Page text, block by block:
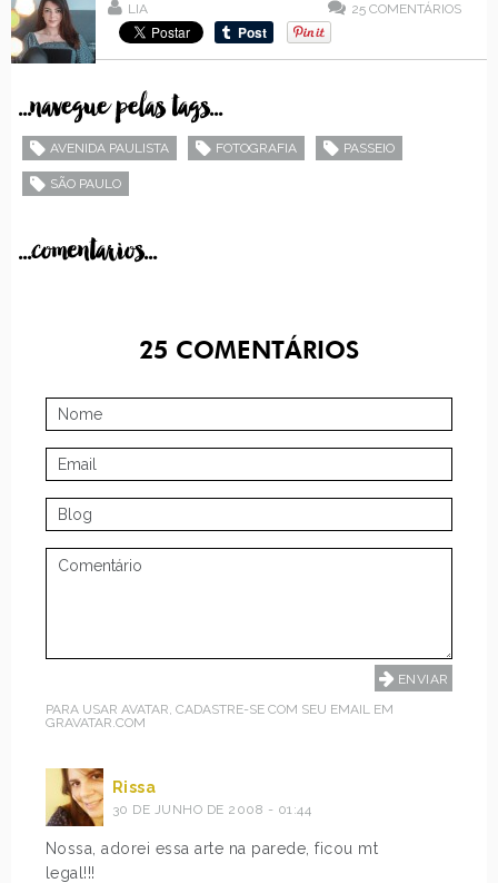
LIA 25 COMENTÁRIOS
...navegue pelas tags...
AVENIDA PAULISTA FOTOGRAFIA PASSEIO
SÃO PAULO
...comentarios...
25 COMENTÁRIOS
PARA USAR AVATAR, CADASTRE-SE COM SEU EMAIL EM
GRAVATAR.COM
Rissa
30 DE JUNHO DE 2008 - 01:44
Nossa, adorei essa arte na parede, ficou mt
legal!!!